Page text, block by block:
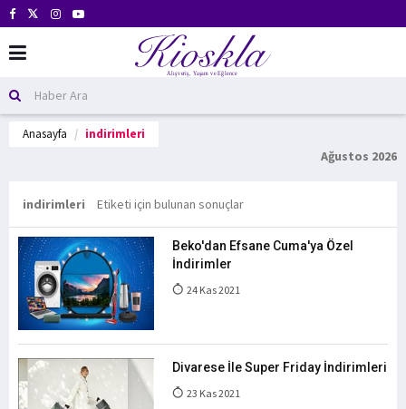
Anasayfa indirimleri
Ağustos 2026
indirimleri Etiketi için bulunan sonuçlar
Beko'dan Efsane Cuma'ya Özel
İndirimler
24 Kas 2021
Divarese İle Super Friday İndirimleri
23 Kas 2021